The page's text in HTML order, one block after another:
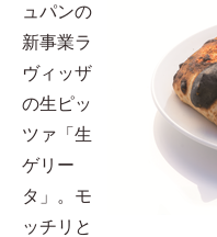
ュパンの
新事業ラ
ヴィッザ
の生ピッ
ツァ「生
ゲリー
タ」。モ
ッチリと